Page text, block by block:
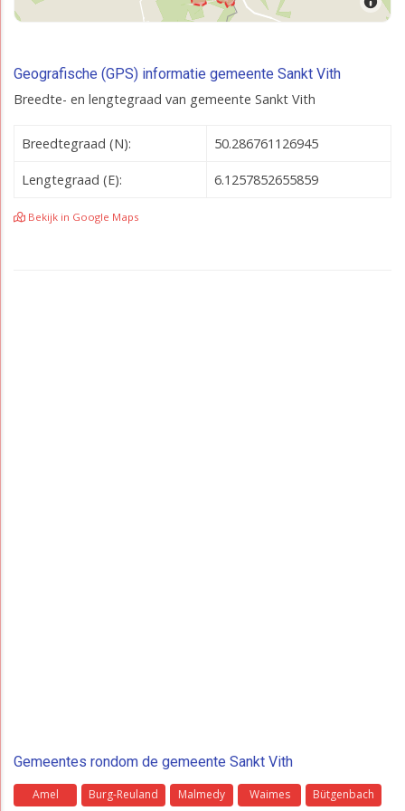
Geografische (GPS) informatie gemeente Sankt Vith
Breedte- en lengtegraad van gemeente Sankt Vith
Breedtegraad (N): 50.286761126945
Lengtegraad (E): 6.1257852655859
Bekijk in Google Maps
Gemeentes rondom de gemeente Sankt Vith
Amel Burg-Reuland Malmedy Waimes
Bütgenbach